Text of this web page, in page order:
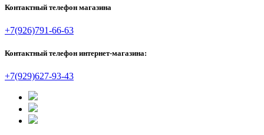
Контактный телефон магазина
+7(926)791-66-63
Контактный телефон интернет-магазина:
+7(929)627-93-43